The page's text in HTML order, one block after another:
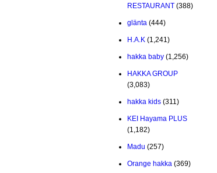
RESTAURANT (388)
glänta (444)
H.A.K (1,241)
hakka baby (1,256)
HAKKA GROUP
(3,083)
hakka kids (311)
KEI Hayama PLUS
(1,182)
Madu (257)
Orange hakka (369)